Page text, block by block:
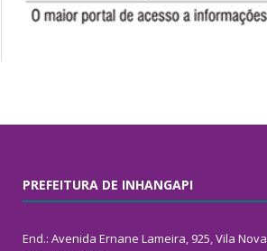
PREFEITURA DE INHANGAPI
End.: Avenida Ernane Lameira, 925, Vila Nova